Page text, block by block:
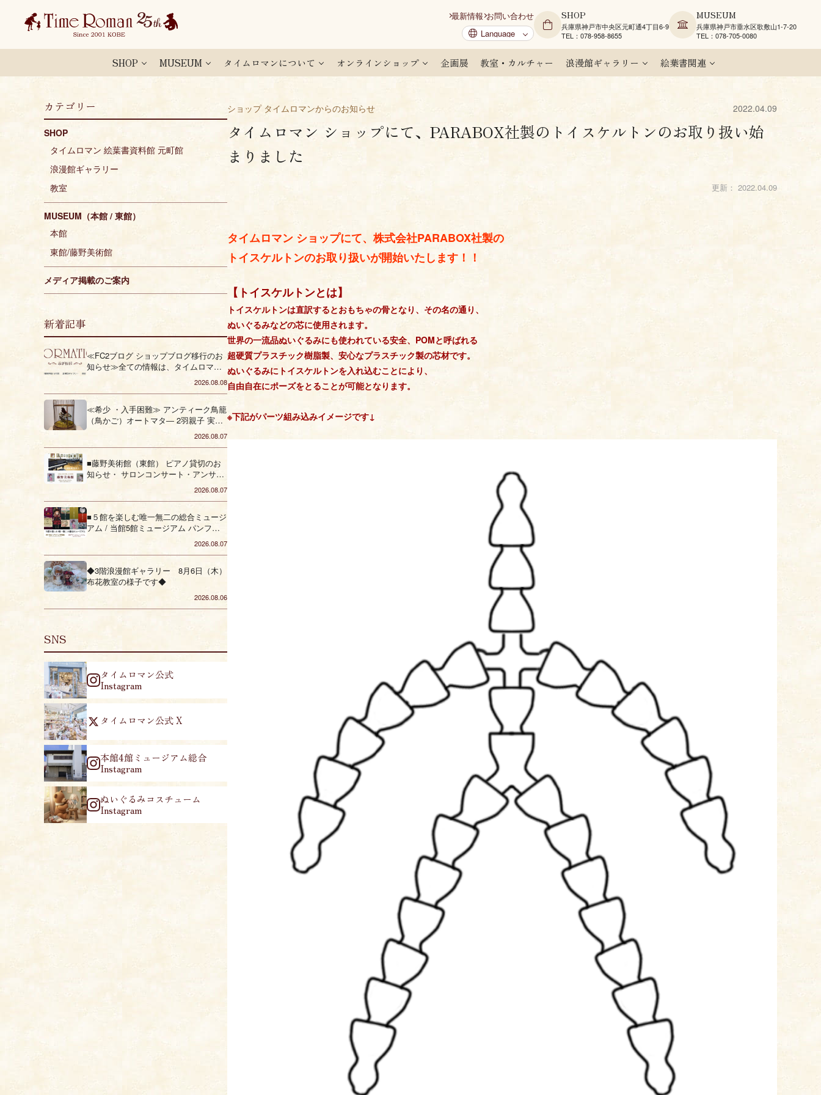
最新情報 お問い合わせ SHOP
兵庫県神戸市中央区元町通4丁目6-9
TEL：078-958-8655
MUSEUM
兵庫県神戸市垂水区歌敷山1-7-20
TEL：078-705-0080
SHOP MUSEUM タイムロマンについて オンラインショップ 企画展 教室・カルチャー 浪漫館ギャラリー 絵葉書関連
ショップ タイムロマンからのお知らせ 2022.04.09
タイムロマン ショップにて、PARABOX社製のトイスケルトンのお取り扱い始
まりました
更新： 2022.04.09
タイムロマン ショップにて、株式会社PARABOX社製の
トイスケルトンのお取り扱いが開始いたします！！
【トイスケルトンとは】
トイスケルトンは直訳するとおもちゃの骨となり、その名の通り、
ぬいぐるみなどの芯に使用されます。
世界の一流品ぬいぐるみにも使われている安全、POMと呼ばれる
超硬質プラスチック樹脂製、安心なプラスチック製の芯材です。
ぬいぐるみにトイスケルトンを入れ込むことにより、
自由自在にポーズをとることが可能となります。
※下記がパーツ組み込みイメージです↓
カテゴリー
SHOP
タイムロマン 絵葉書資料館 元町館
浪漫館ギャラリー
教室
MUSEUM（本館 / 東館）
本館
東館/藤野美術館
メディア掲載のご案内
新着記事
≪FC2ブログ ショップブログ移行のお
知らせ≫全ての情報は、タイムロマン
公式HP （最新情報・企画展）をご覧く
2026.08.08
≪希少 ・入手困難≫ アンティーク鳥籠
（鳥かご）オートマタ― 2羽親子 実動
2026.08.07
■藤野美術館（東館） ピアノ貸切のお
知らせ・ サロンコンサート・アンサン
ブル・発表会 ・ピアノ発表会・コーラ
2026.08.07
■５館を楽しむ唯一無二の総合ミュージ
アム / 当館5館ミュージアム パンフレ
2026.08.07
◆3階浪漫館ギャラリー 8月6日（木）
布花教室の様子です◆
2026.08.06
SNS
タイムロマン公式
Instagram
タイムロマン公式 X
本館4館ミュージアム総合
Instagram
ぬいぐるみコスチューム
Instagram